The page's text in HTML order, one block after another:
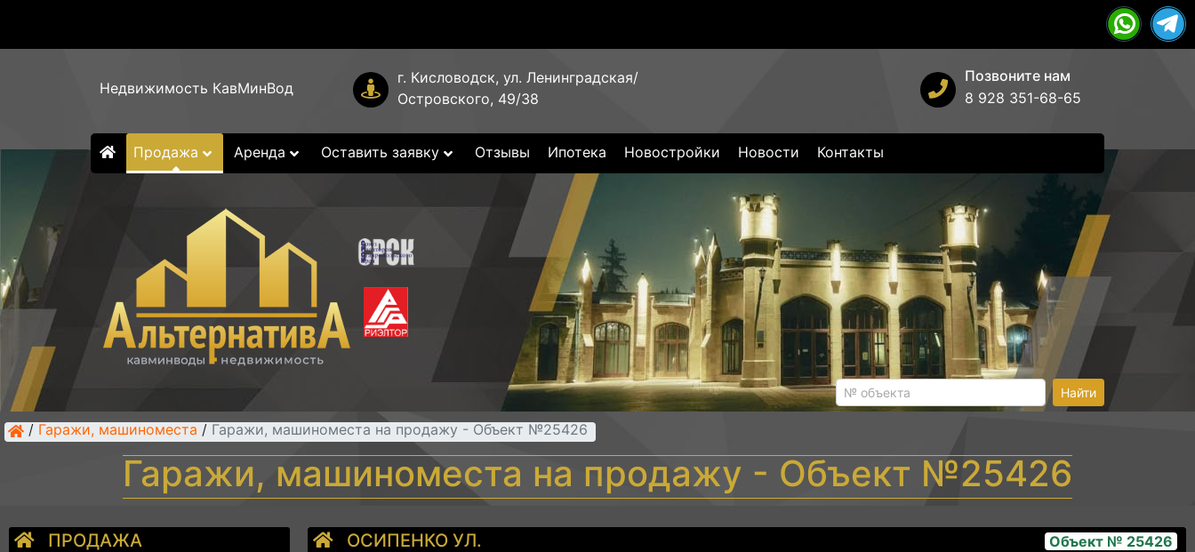
Недвижимость КавМинВод
г. Кисловодск, ул. Ленинградская/
Островского, 49/38
Позвоните нам
8 928 351-68-65
Продажа Аренда Оставить заявку Отзывы Ипотека Новостройки Новости Контакты
Найти
/ Гаражи, машиноместа / Гаражи, машиноместа на продажу - Объект №25426
Гаражи, машиноместа на продажу - Объект №25426
ПРОДАЖА ОСИПЕНКО УЛ. Объект № 25426